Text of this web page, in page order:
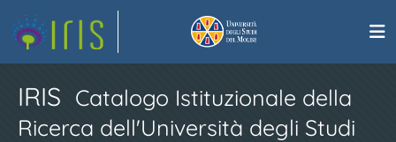
IRIS Catalogo Istituzionale della
Ricerca dell'Università degli Studi